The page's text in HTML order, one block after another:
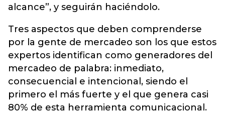
alcance”, y seguirán haciéndolo.
Tres aspectos que deben comprenderse
por la gente de mercadeo son los que estos
expertos identifican como generadores del
mercadeo de palabra: inmediato,
consecuencial e intencional, siendo el
primero el más fuerte y el que genera casi
80% de esta herramienta comunicacional.